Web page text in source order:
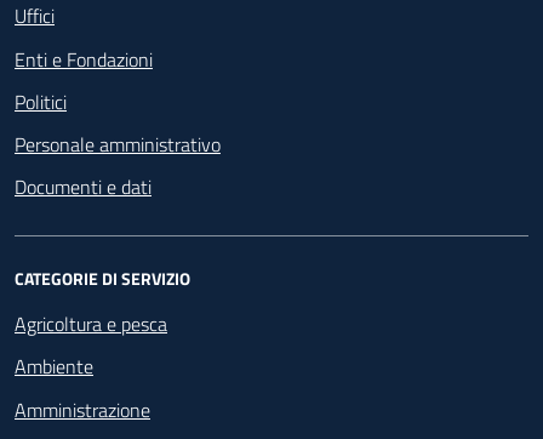
Uffici
Enti e Fondazioni
Politici
Personale amministrativo
Documenti e dati
CATEGORIE DI SERVIZIO
Agricoltura e pesca
Ambiente
Amministrazione